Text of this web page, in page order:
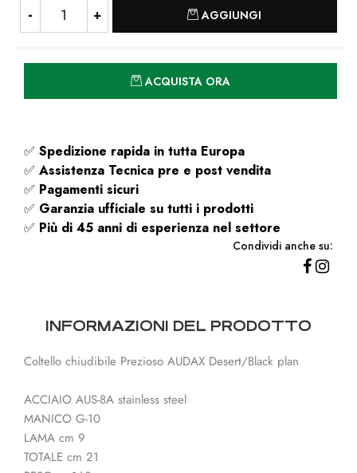
AGGIUNGI
ACQUISTA ORA
✅ Spedizione rapida in tutta Europa
✅ Assistenza Tecnica pre e post vendita
✅ Pagamenti sicuri
✅ Garanzia ufficiale su tutti i prodotti
✅ Più di 45 anni di esperienza nel settore
Condividi anche su:
INFORMAZIONI DEL PRODOTTO
Coltello chiudibile Prezioso AUDAX Desert/Black plan
ACCIAIO AUS-8A stainless steel
MANICO G-10
LAMA cm 9
TOTALE cm 21